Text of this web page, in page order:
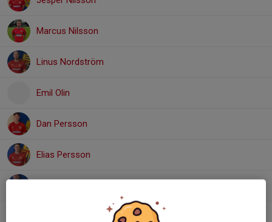
Marcus Nilsson
Linus Nordström
Emil Olin
Dan Persson
Elias Persson
Hampus Wennerberg